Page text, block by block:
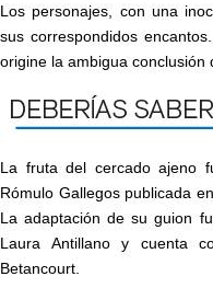
Los personajes, con una
sus correspondidos
origine la ambigua conclusión
La fruta del cercado ajeno
Rómulo Gallegos publicada
La adaptación de su guion
Laura Antillano y cuenta
Betancourt.